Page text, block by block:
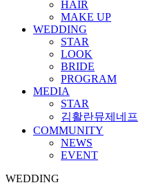
HAIR
MAKE UP
WEDDING
STAR
LOOK
BRIDE
PROGRAM
MEDIA
STAR
김활란뮤제네프
COMMUNITY
NEWS
EVENT
WEDDING